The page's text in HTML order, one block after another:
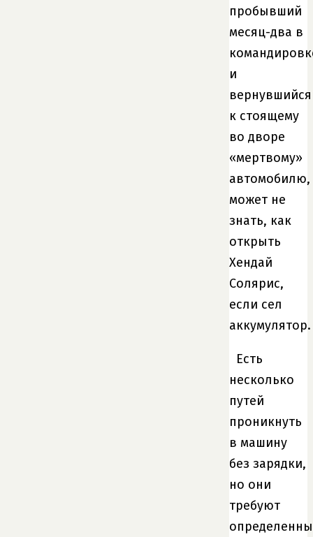
пробывший
месяц-два в
и
вернувшийся
к стоящему
во дворе
«мертвому»
автомобилю,
может не
знать, как
открыть
Хендай
Солярис,
если сел
аккумулятор.
Есть
несколько
путей
проникнуть
в машину
без зарядки,
но они
требуют